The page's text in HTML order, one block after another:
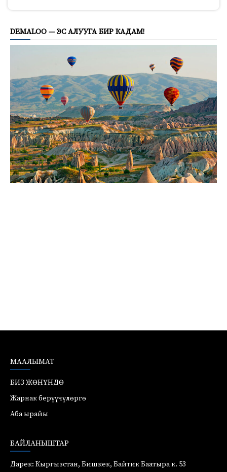
DEMALOO — ЭС АЛУУГА БИР КАДАМ!
МААЛЫМАТ
БИЗ ЖӨНҮНДӨ
Жарнак берүүчүлөргө
Аба ырайы
БАЙЛАНЫШТАР
Дарек: Кыргызстан, Бишкек, Байтик Баатыра к. 53